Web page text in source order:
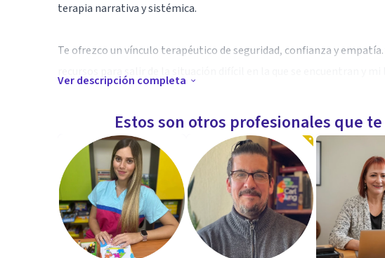
terapia narrativa y sistémica.
Te ofrezco un vínculo terapéutico de seguridad, confianza y
Si quieres conocer más de mi trabajo puedes visitar mi cuenta de
Aptitudes
Relaciones de pareja, ruptura de pareja, gestión y regulación
emocional y manejo de la ansiedad.
Ver descripción completa
Estos son otros profesionales que